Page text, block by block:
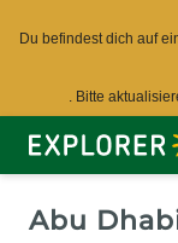
Du befindest dich auf
. Bitte
Explorer
Fernreisen
Abu